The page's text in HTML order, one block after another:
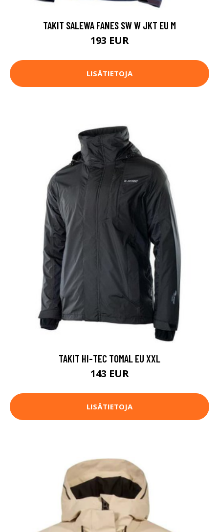
TAKIT SALEWA FANES SW W JKT EU M
193 EUR
LISÄTIETOJA
TAKIT HI-TEC TOMAL EU XXL
143 EUR
LISÄTIETOJA